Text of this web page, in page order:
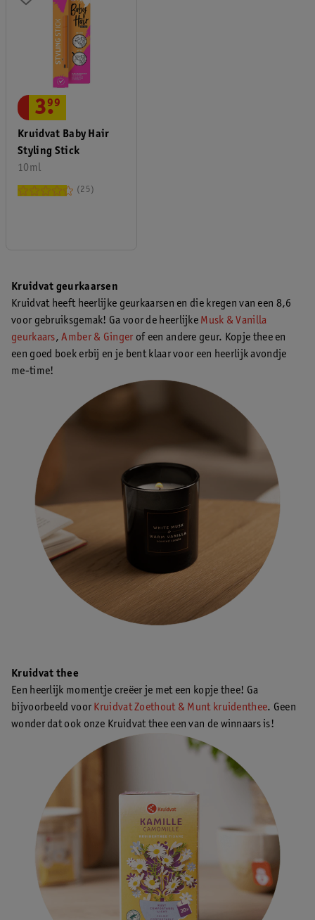
Kruidvat Baby Hair
Styling Stick
10ml
3.
99
25
Kruidvat geurkaarsen
Kruidvat heeft heerlijke geurkaarsen en die kregen van een 8,6
voor gebruiksgemak! Ga voor de heerlijke Musk & Vanilla
geurkaars,Amber & Ginger of een andere geur. Kopje thee en
een goed boek erbij en je bent klaar voor een heerlijk avondje
me-time!
Kruidvat thee
Een heerlijk momentje creëer je met een kopje thee! Ga
bijvoorbeeld voor Kruidvat Zoethout & Munt kruidenthee. Geen
wonder dat ook onze Kruidvat thee een van de winnaars is!